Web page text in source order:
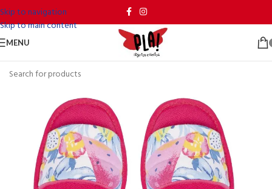
Skip to navigation
Skip to main content
MENU